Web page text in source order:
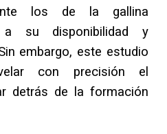
los de la gallina
a su disponibilidad y
embargo, este estudio
con precisión el
detrás de la formación